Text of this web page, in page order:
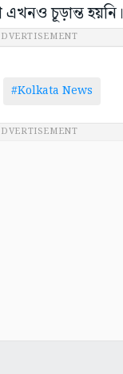
চূড়ান্ত হয়নি।
#Kolkata News